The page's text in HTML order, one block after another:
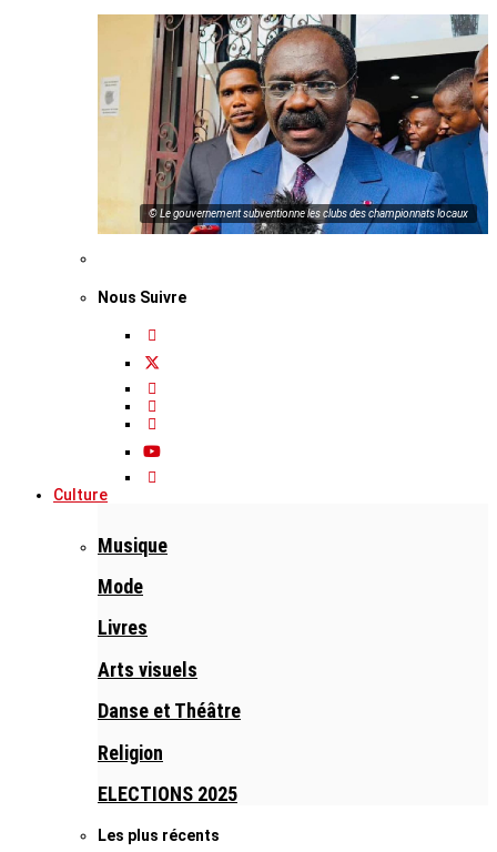
© Le gouvernement subventionne les clubs des championnats locaux
Nous Suivre
Culture
Musique
Mode
Livres
Arts visuels
Danse et Théâtre
Religion
ELECTIONS 2025
Les plus récents